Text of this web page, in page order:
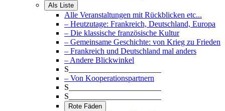
Als Liste
Alle Veranstaltungen mit Rückblicken etc...
– Heutzutage: Frankreich, Deutschland, Europa
– Die klassische französische Kultur
– Gemeinsame Geschichte: von Krieg zu Frieden
– Frankreich und Deutschland mal anders
– Andere Blickwinkel
S_______________________
– Von Kooperationspartnern
S_______________________
S_______________________
Rote Fäden